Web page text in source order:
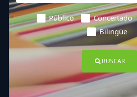
Público Concertado
Bilingüe
BUSCAR